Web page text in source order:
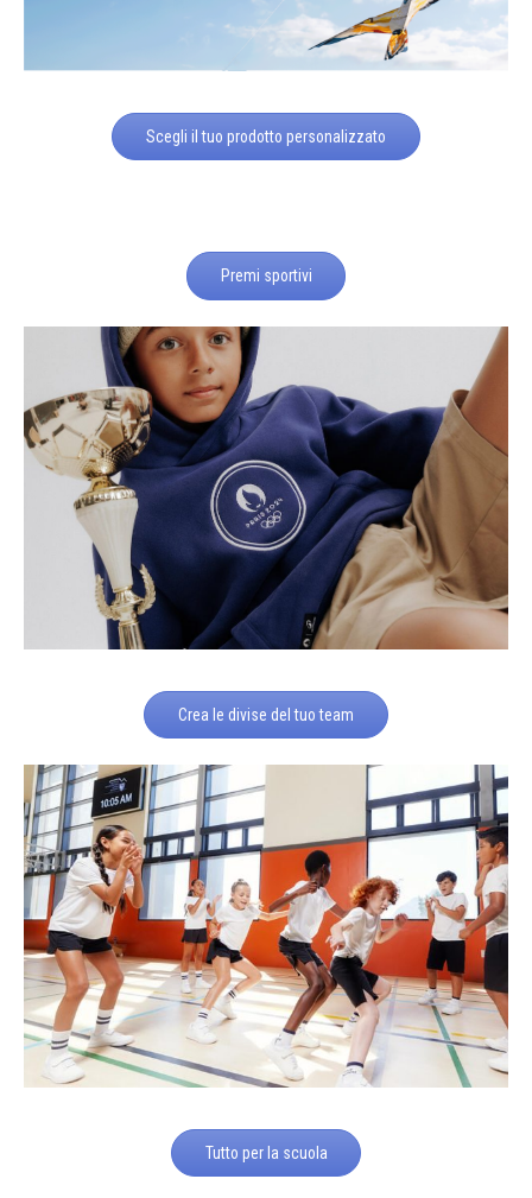
Scegli il tuo prodotto personalizzato
Premi sportivi
Crea le divise del tuo team
Tutto per la scuola